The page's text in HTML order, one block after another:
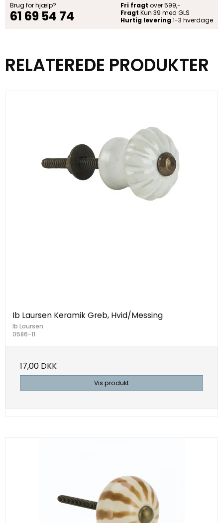
Brug for hjælp?
61 69 54 74
Fri fragt over 599,-
Fragt Kun 39 med GLS
Hurtig levering 1-3 hverdage
RELATEREDE PRODUKTER
Ib Laursen Keramik Greb, Hvid/Messing
Ib Laursen
0586-11
17,00 DKK
Vis produkt